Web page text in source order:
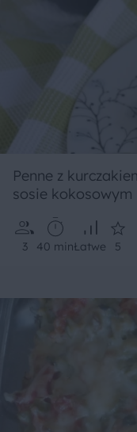
Penne z
sosie kokosowym
3 40 minŁatwe 5